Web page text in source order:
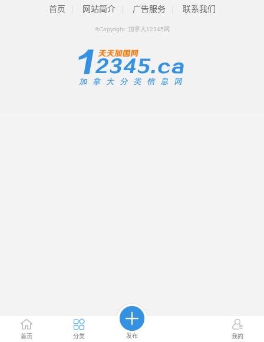
首页 分类 发布 我的
首页 网站简介 广告服务 联系我们
©Copyright 加拿大12345网